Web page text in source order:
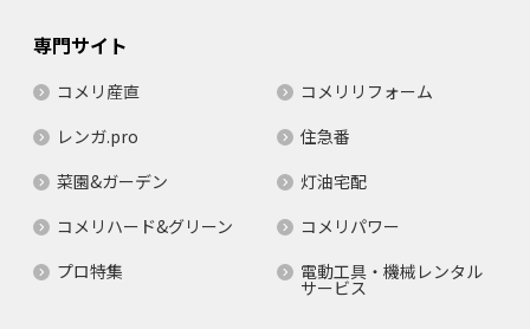
専門サイト
コメリ産直
コメリリフォーム
レンガ.pro
住急番
菜園&ガーデン
灯油宅配
コメリハード&グリーン
コメリパワー
プロ特集
電動工具・機械レンタル
サービス